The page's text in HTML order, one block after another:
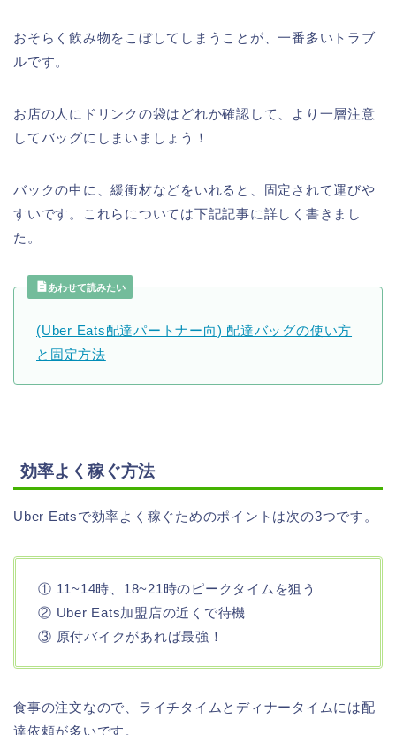
おそらく飲み物をこぼしてしまうことが、一番多いトラブ
ルです。
お店の人にドリンクの袋はどれか確認して、より一層注意
してバッグにしまいましょう！
バックの中に、緩衝材などをいれると、固定されて運びや
すいです。これらについては下記記事に詳しく書きまし
た。
あわせて読みたい
(Uber Eats配達パートナー向) 配達バッグの使い方
と固定方法
効率よく稼ぐ方法
Uber Eatsで効率よく稼ぐためのポイントは次の3つです。
① 11~14時、18~21時のピークタイムを狙う
② Uber Eats加盟店の近くで待機
③ 原付バイクがあれば最強！
食事の注文なので、ライチタイムとディナータイムには配
達依頼が多いです。